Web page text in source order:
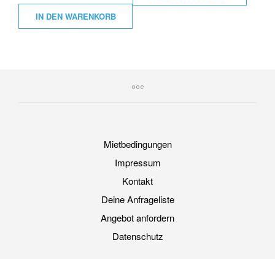
IN DEN WARENKORB
Mietbedingungen
Impressum
Kontakt
Deine Anfrageliste
Angebot anfordern
Datenschutz